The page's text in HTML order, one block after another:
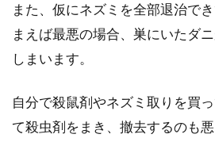
また、仮にネズミを全部退治で
まえば最悪の場合、巣にいたダ
しまいます。
自分で殺鼠剤やネズミ取りを買
て殺虫剤をまき、撤去するのも悪